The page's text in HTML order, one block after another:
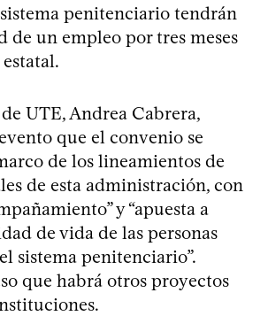
penitenciario tendrán
de un empleo por tres meses
UTE, Andrea Cabrera,
que el convenio se
de los lineamientos de
de esta administración, con
y “apuesta a
de vida de las personas
sistema penitenciario”.
que habrá otros proyectos